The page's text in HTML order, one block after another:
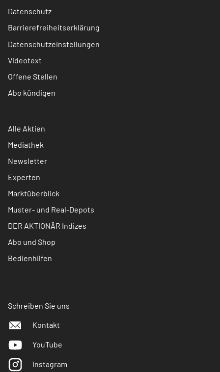
Datenschutz
Barrierefreiheitserklärung
Datenschutzeinstellungen
Videotext
Offene Stellen
Abo kündigen
Alle Aktien
Mediathek
Newsletter
Experten
Marktüberblick
Muster- und Real-Depots
DER AKTIONÄR Indizes
Abo und Shop
Bedienhilfen
Schreiben Sie uns
Kontakt
YouTube
Instagram